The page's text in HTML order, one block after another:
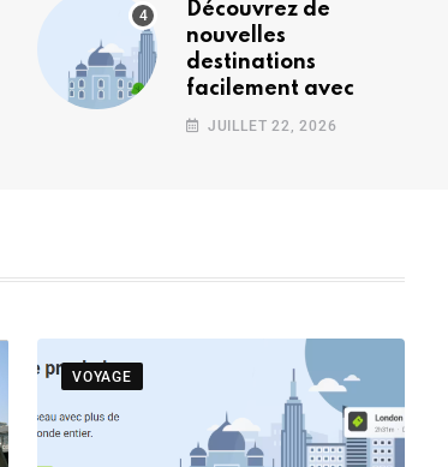
Découvrez de
nouvelles
destinations
facilement avec
JUILLET 22, 2026
VOYAGE